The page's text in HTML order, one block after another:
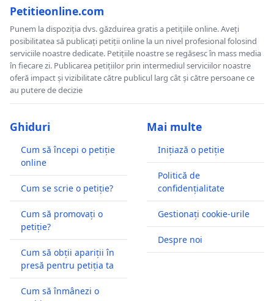
Petitieonline.com
Punem la dispoziția dvs. găzduirea gratis a petițiile online. Aveți
posibilitatea să publicați petiții online la un nivel profesional folosind
serviciile noastre dedicate. Petițiile noastre se regăsesc în mass media
în fiecare zi. Publicarea petițiilor prin intermediul serviciilor noastre
oferă impact și vizibilitate către publicul larg cât și către persoane ce
au putere de decizie
Ghiduri
Cum să începi o petiție
online
Cum se scrie o petiție?
Cum să promovați o
petiție?
Cum să obții apariții în
presă pentru petiția ta
Cum să înmânezi o
Mai multe
Inițiază o petiție
Politică de
confidențialitate
Gestionați cookie-urile
Despre noi